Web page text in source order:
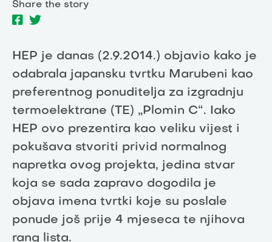
Share the story
HEP je danas (2.9.2014.) objavio kako je
odabrala japansku tvrtku Marubeni kao
preferentnog ponuditelja za izgradnju
termoelektrane (TE) „Plomin C“. Iako
HEP ovo prezentira kao veliku vijest i
pokušava stvoriti privid normalnog
napretka ovog projekta, jedina stvar
koja se sada zapravo dogodila je
objava imena tvrtki koje su poslale
ponude još prije 4 mjeseca te njihova
rang lista.